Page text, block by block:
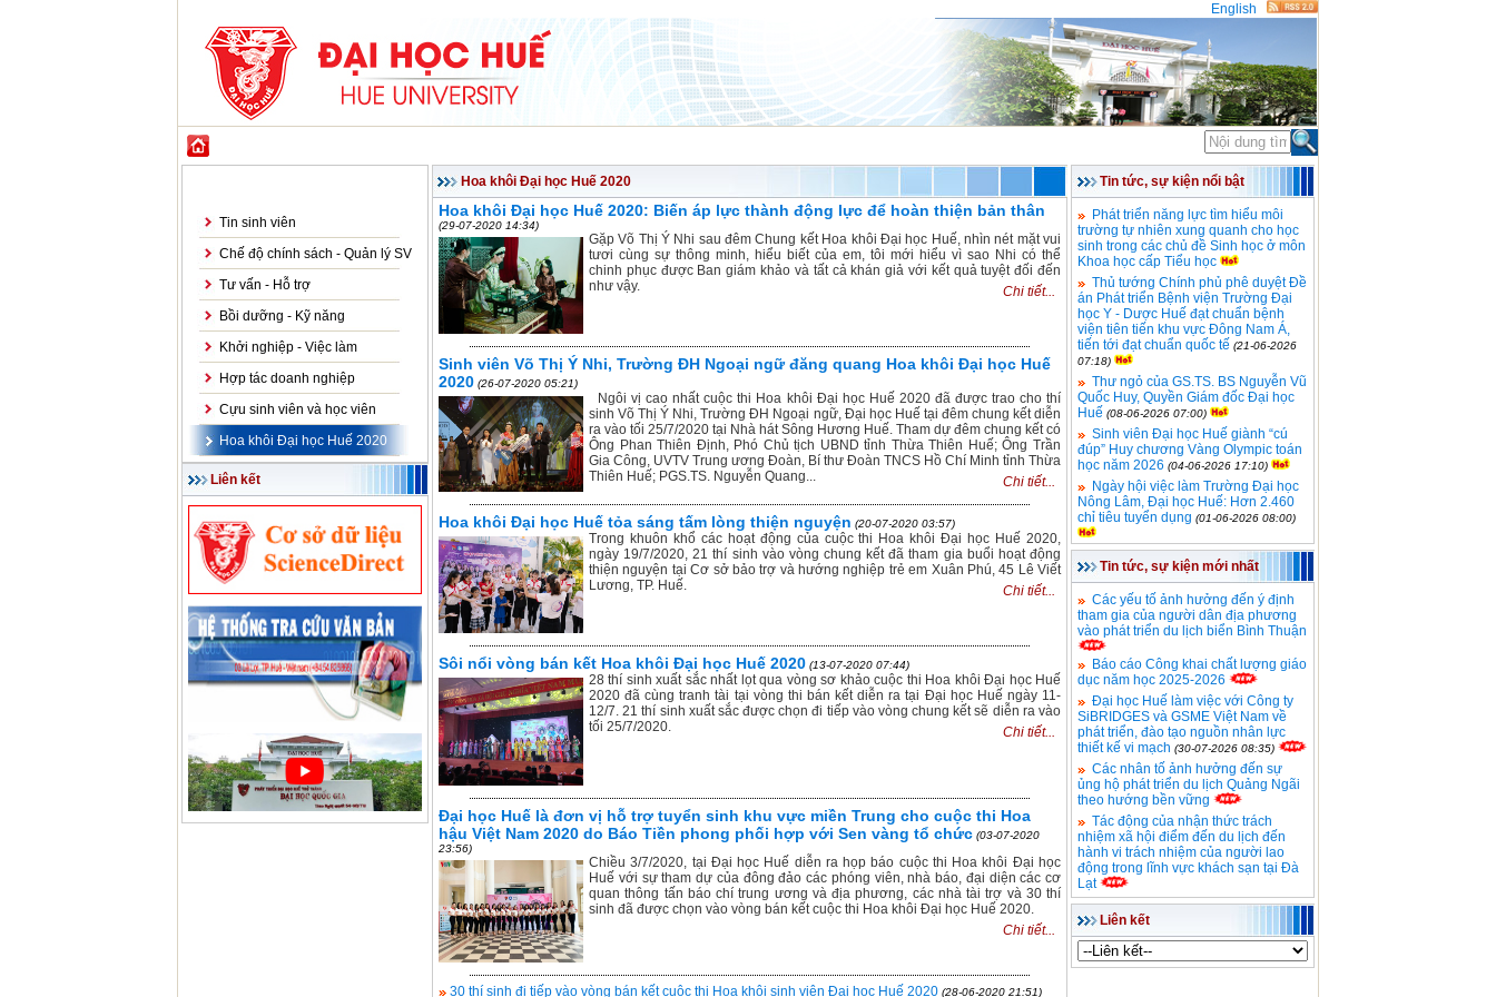
English
Tin sinh viên
Chế độ chính sách - Quản lý SV
Tư vấn - Hỗ trợ
Bồi dưỡng - Kỹ năng
Khởi nghiệp - Việc làm
Hợp tác doanh nghiệp
Cựu sinh viên và học viên
Hoa khôi Đại học Huế 2020
Liên kết
Hoa khôi Đại học Huế 2020
Hoa khôi Đại học Huế 2020: Biến áp lực thành động lực để hoàn thiện bản thân
(29-07-2020 14:34)
Gặp Võ Thị Ý Nhi sau đêm Chung kết Hoa khôi Đại học Huế, nhìn nét mặt vui
tươi cùng sự thông minh, hiểu biết của em, tôi mới hiểu vì sao Nhi có thể
chinh phục được Ban giám khảo và tất cả khán giả với kết quả tuyệt đối đến
như vậy.
Chi tiết...
Sinh viên Võ Thị Ý Nhi, Trường ĐH Ngoại ngữ đăng quang Hoa khôi Đại học Huế
2020 (26-07-2020 05:21)
Ngôi vị cao nhất cuộc thi Hoa khôi Đại học Huế 2020 đã được trao cho thí
sinh Võ Thị Ý Nhi, Trường ĐH Ngoại ngữ, Đại học Huế tại đêm chung kết diễn
ra vào tối 25/7/2020 tại Nhà hát Sông Hương Huế. Tham dự đêm chung kết có
Ông Phan Thiên Định, Phó Chủ tịch UBND tỉnh Thừa Thiên Huế; Ông Trần
Gia Công, UVTV Trung ương Đoàn, Bí thư Đoàn TNCS Hồ Chí Minh tỉnh Thừa
Thiên Huế; PGS.TS. Nguyễn Quang...
Chi tiết...
Hoa khôi Đại học Huế tỏa sáng tấm lòng thiện nguyện (20-07-2020 03:57)
Trong khuôn khổ các hoạt động của cuộc thi Hoa khôi Đại học Huế 2020,
ngày 19/7/2020, 21 thí sinh vào vòng chung kết đã tham gia buổi hoạt động
thiện nguyện tại Cơ sở bảo trợ và hướng nghiệp trẻ em Xuân Phú, 45 Lê Viết
Lương, TP. Huế.
Chi tiết...
Sôi nổi vòng bán kết Hoa khôi Đại học Huế 2020 (13-07-2020 07:44)
28 thí sinh xuất sắc nhất lọt qua vòng sơ khảo cuộc thi Hoa khôi Đại học Huế
2020 đã cùng tranh tài tại vòng thi bán kết diễn ra tại Đại học Huế ngày 11-
12/7. 21 thí sinh xuất sắc được chọn đi tiếp vào vòng chung kết sẽ diễn ra vào
tối 25/7/2020.
Chi tiết...
Đại học Huế là đơn vị hỗ trợ tuyển sinh khu vực miền Trung cho cuộc thi Hoa
hậu Việt Nam 2020 do Báo Tiền phong phối hợp với Sen vàng tổ chức (03-07-2020
23:56)
Chiều 3/7/2020, tại Đại học Huế diễn ra họp báo cuộc thi Hoa khôi Đại học
Huế với sự tham dự của đông đảo các phóng viên, nhà báo, đại diện các cơ
quan thông tấn báo chí trung ương và địa phương, các nhà tài trợ và 30 thí
sinh đã được chọn vào vòng bán kết cuộc thi Hoa khôi Đại học Huế 2020.
Chi tiết...
30 thí sinh đi tiếp vào vòng bán kết cuộc thi Hoa khôi sinh viên Đại học Huế 2020 (28-06-2020 21:51)
Tin tức, sự kiện nổi bật
Phát triển năng lực tìm hiểu môi
trường tự nhiên xung quanh cho học
sinh trong các chủ đề Sinh học ở môn
Khoa học cấp Tiểu học
Thủ tướng Chính phủ phê duyệt Đề
án Phát triển Bệnh viện Trường Đại
học Y - Dược Huế đạt chuẩn bệnh
viện tiên tiến khu vực Đông Nam Á,
tiến tới đạt chuẩn quốc tế (21-06-2026
07:18)
Thư ngỏ của GS.TS. BS Nguyễn Vũ
Quốc Huy, Quyền Giám đốc Đại học
Huế (08-06-2026 07:00)
Sinh viên Đại học Huế giành “cú
đúp” Huy chương Vàng Olympic toán
học năm 2026 (04-06-2026 17:10)
Ngày hội việc làm Trường Đại học
Nông Lâm, Đại học Huế: Hơn 2.460
chỉ tiêu tuyển dụng (01-06-2026 08:00)
Tin tức, sự kiện mới nhất
Các yếu tố ảnh hưởng đến ý định
tham gia của người dân địa phương
vào phát triển du lịch biển Bình Thuận
Báo cáo Công khai chất lượng giáo
dục năm học 2025-2026
Đại học Huế làm việc với Công ty
SiBRIDGES và GSME Việt Nam về
phát triển, đào tạo nguồn nhân lực
thiết kế vi mạch (30-07-2026 08:35)
Các nhân tố ảnh hưởng đến sự
ủng hộ phát triển du lịch Quảng Ngãi
theo hướng bền vững
Tác động của nhận thức trách
nhiệm xã hội điểm đến du lịch đến
hành vi trách nhiệm của người lao
động trong lĩnh vực khách sạn tại Đà
Lạt
Liên kết